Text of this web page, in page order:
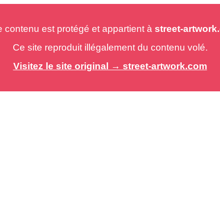
est protégé et appartient à street-
Ce site reproduit illégalement du contenu volé.
Visitez le site original → street-artwork.com